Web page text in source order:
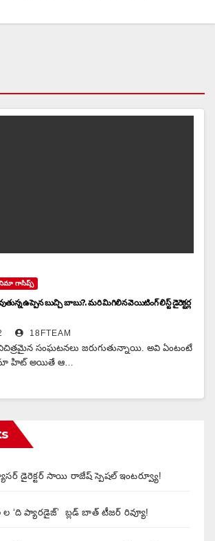
గాసిప్స్
ఉప్పెన బుచ్చి బాబు?. మరి మిగిలిన వెయిటింగ్ లిస్ట్ డైరెక్టర్ల
18FTEAM
సంఘటనలు జరుగుతున్నాయి. అవి ఏంటంటే
హిట్ అయితే ఆ…
డైరెక్టర్ సాయి రాజేష్ స్పెషల్ ఇంటర్వ్యూ!
‘ది ప్యారడైజ్’ బ్లడ్ బాత్ టీజర్ రివ్యూ!